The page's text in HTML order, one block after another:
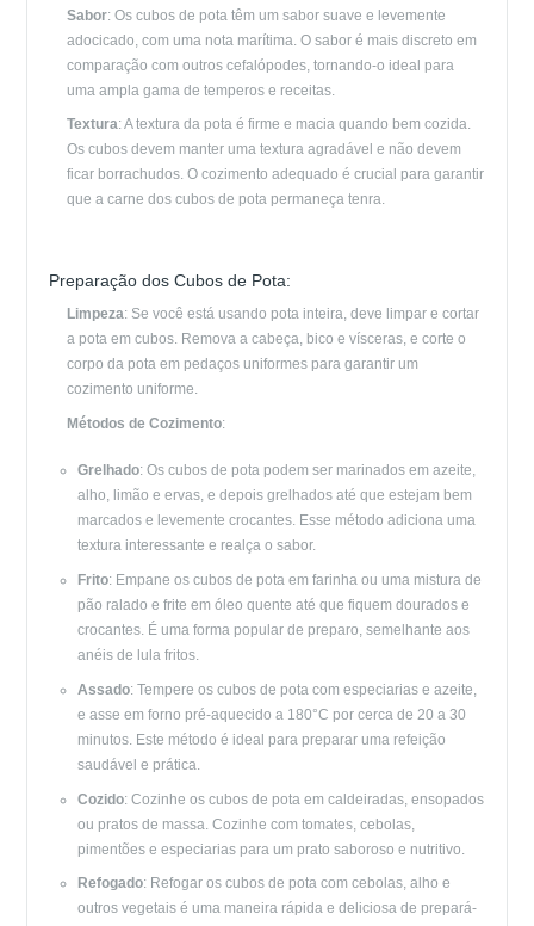
Sabor: Os cubos de pota têm um sabor suave e levemente
adocicado, com uma nota marítima. O sabor é mais discreto em
comparação com outros cefalópodes, tornando-o ideal para
uma ampla gama de temperos e receitas.
Textura: A textura da pota é firme e macia quando bem cozida.
Os cubos devem manter uma textura agradável e não devem
ficar borrachudos. O cozimento adequado é crucial para garantir
que a carne dos cubos de pota permaneça tenra.
Preparação dos Cubos de Pota:
Limpeza: Se você está usando pota inteira, deve limpar e cortar
a pota em cubos. Remova a cabeça, bico e vísceras, e corte o
corpo da pota em pedaços uniformes para garantir um
cozimento uniforme.
Métodos de Cozimento:
Grelhado: Os cubos de pota podem ser marinados em azeite,
alho, limão e ervas, e depois grelhados até que estejam bem
marcados e levemente crocantes. Esse método adiciona uma
textura interessante e realça o sabor.
Frito: Empane os cubos de pota em farinha ou uma mistura de
pão ralado e frite em óleo quente até que fiquem dourados e
crocantes. É uma forma popular de preparo, semelhante aos
anéis de lula fritos.
Assado: Tempere os cubos de pota com especiarias e azeite,
e asse em forno pré-aquecido a 180°C por cerca de 20 a 30
minutos. Este método é ideal para preparar uma refeição
saudável e prática.
Cozido: Cozinhe os cubos de pota em caldeiradas, ensopados
ou pratos de massa. Cozinhe com tomates, cebolas,
pimentões e especiarias para um prato saboroso e nutritivo.
Refogado: Refogar os cubos de pota com cebolas, alho e
outros vegetais é uma maneira rápida e deliciosa de prepará-